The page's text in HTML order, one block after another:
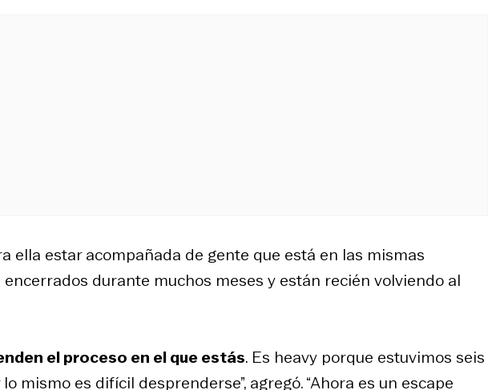
ella estar acompañada de gente que está en las mismas
durante muchos meses y están recién volviendo al
el proceso en el que estás. Es heavy porque estuvimos seis
mismo es difícil desprenderse”, agregó. “Ahora es un escape